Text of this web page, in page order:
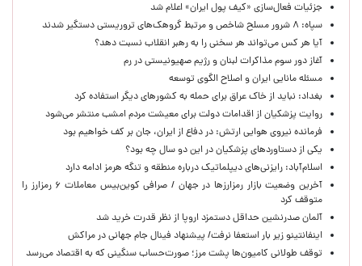
جزئیات فعال‌سازی «کیف پول ایران» اعلام شد
سپاه: ۸ شرور مسلح شاخص و مرتبط گروهک‌های تروریستی دستگیر شدند
آیا هر کس می‌تواند هر سخنی را به رهبر انقلاب نسبت دهد؟
آغاز دور سوم مذاکرات لبنان و رژیم صهیونیستی در رم
مسئله مانایی ایران و اصلاح الگوی توسعه
بغداد: نباید از خاک عراق برای حمله به کشورهای دیگر استفاده کرد
روایت پزشکیان از اقدامات دولت برای معیشت مردم امشب منتشر می‌شود
فرمانده نیروی هوایی ارتش: در دفاع از ایران، جان بر کف خواهیم بود
یکی از دستاوردهای پزشکیان در این دو سال چه بود؟
اسلام‌آباد: رایزنی‌های دیپلماتیک درباره منطقه و تنگه هرمز ادامه دارد
آخرین وضعیت بازار رمزارزها در جهان / صرافی کوین‌بیس معاملات ۶ رمزارز را
متوقف کرد
آلمان صدرنشین حداقل دستمزد اروپا از نظر قدرت خرید شد
اینفانتینو زیر بار استعفا نرفت/ پیشنهاد فینال جام جهانی در مراکش
توقف طولانی کامیون‌ها پشت مرز؛ صورت‌حساب سنگینی که به اقتصاد می‌رسد